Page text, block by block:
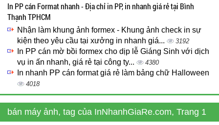
In PP cán Format nhanh - Địa chỉ in PP, in nhanh giá rẻ tại Bình
Thạnh TPHCM
Nhận làm khung ảnh formex - Khung ảnh check in sự
kiện theo yêu cầu tại xưởng in nhanh giá...
3192
In PP cán mờ bồi formex cho dịp lễ Giáng Sinh với dịch
vụ in ấn nhanh, giá rẻ tại công ty...
4380
In nhanh PP cán format giá rẻ làm bảng chữ Halloween
4018
bán máy ảnh, tag của InNhanhGiaRe.com, Trang 1